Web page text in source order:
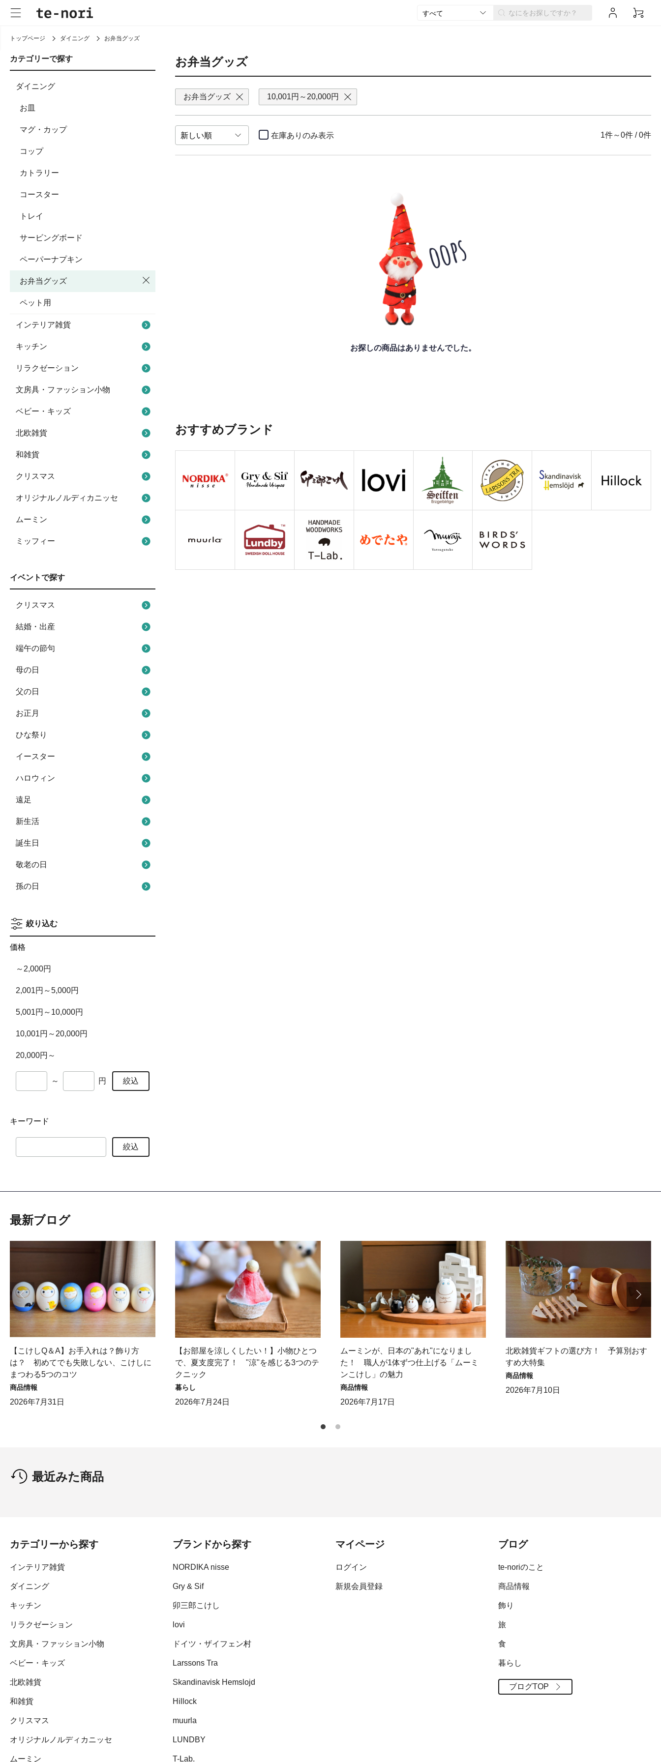
トップページ ダイニング お弁当グッズ
カテゴリーで探す
ダイニング
お皿
マグ・カップ
コップ
カトラリー
コースター
トレイ
サービングボード
ペーパーナプキン
お弁当グッズ
ペット用
インテリア雑貨
キッチン
リラクゼーション
文房具・ファッション小物
ベビー・キッズ
北欧雑貨
和雑貨
クリスマス
オリジナルノルディカニッセ
ムーミン
ミッフィー
イベントで探す
クリスマス
結婚・出産
端午の節句
母の日
父の日
お正月
ひな祭り
イースター
ハロウィン
遠足
新生活
誕生日
敬老の日
孫の日
絞り込む
価格
～2,000円
2,001円～5,000円
5,001円～10,000円
10,001円～20,000円
20,000円～
～ 円 絞込
キーワード
絞込
お弁当グッズ
お弁当グッズ 10,001円～20,000円
在庫ありのみ表示 1件～0件 / 0件
お探しの商品はありませんでした。
おすすめブランド
最新ブログ
【こけしQ＆A】お手入れは？飾り方
は？ 初めてでも失敗しない、こけしに
まつわる5つのコツ
商品情報
2026年7月31日
【お部屋を涼しくしたい！】小物ひとつ
で、夏支度完了！ "涼"を感じる3つのテ
クニック
暮らし
2026年7月24日
ムーミンが、日本の"あれ"になりまし
た！ 職人が1体ずつ仕上げる「ムーミ
ンこけし」の魅力
商品情報
2026年7月17日
北欧雑貨ギフトの選び方！ 予算別おす
すめ大特集
商品情報
2026年7月10日
最近みた商品
カテゴリーから探す
インテリア雑貨
ダイニング
キッチン
リラクゼーション
文房具・ファッション小物
ベビー・キッズ
北欧雑貨
和雑貨
クリスマス
オリジナルノルディカニッセ
ムーミン
ブランドから探す
NORDIKA nisse
Gry & Sif
卯三郎こけし
lovi
ドイツ・ザイフェン村
Larssons Tra
Skandinavisk Hemslojd
Hillock
muurla
LUNDBY
T-Lab.
マイページ
ログイン
新規会員登録
ブログ
te-noriのこと
商品情報
飾り
旅
食
暮らし
ブログTOP